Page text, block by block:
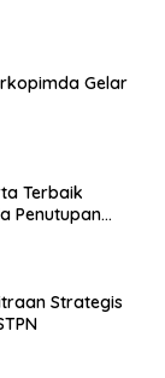
Gelar
Terbaik
Penutupan
Strategis